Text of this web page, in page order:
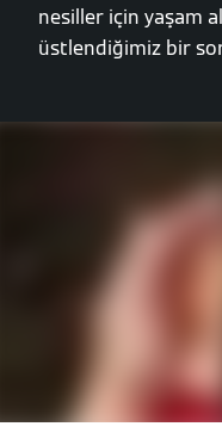
nesiller için yaşam
üstlendiğimiz bir